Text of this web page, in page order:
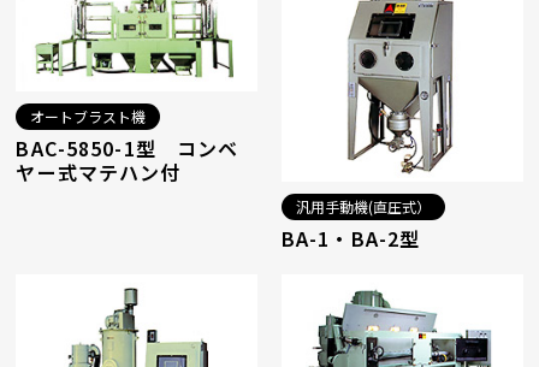
オートブラスト機
BAC-5850-1型 コンベ
ヤー式マテハン付
汎用手動機(直圧式）
BA-1・BA-2型